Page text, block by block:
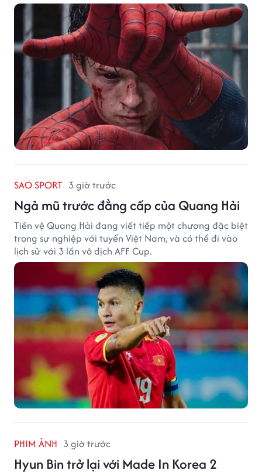
SAO SPORT 3 giờ trước
Ngả mũ trước đẳng cấp của Quang Hải
Tiền vệ Quang Hải đang viết tiếp một chương đặc biệt
trong sự nghiệp với tuyển Việt Nam, và có thể đi vào
lịch sử với 3 lần vô địch AFF Cup.
PHIM ẢNH 3 giờ trước
Hyun Bin trở lại với Made In Korea 2